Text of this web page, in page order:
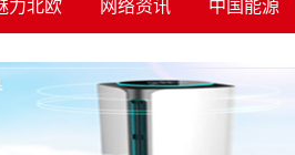
力北欧 网络资讯 中国能源